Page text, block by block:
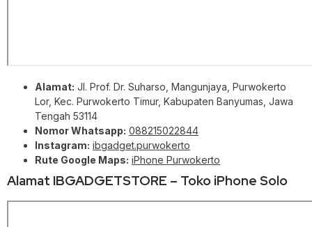
Alamat: Jl. Prof. Dr. Suharso, Mangunjaya, Purwokerto
Lor, Kec. Purwokerto Timur, Kabupaten Banyumas, Jawa
Tengah 53114
Nomor Whatsapp: 088215022844
Instagram: ibgadget.purwokerto
Rute Google Maps: iPhone Purwokerto
Alamat IBGADGETSTORE – Toko iPhone Solo